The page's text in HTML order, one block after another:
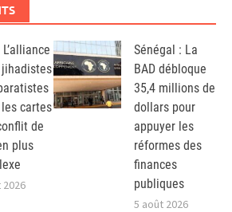
cartes
de
plus
2026
Sénégal : La
BAD débloque
35,4 millions de
dollars pour
appuyer les
réformes des
finances
publiques
5 août 2026